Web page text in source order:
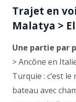
Trajet en
Malatya >
Une partie par
> Ancône en
Turquie : c’est
bateau avec